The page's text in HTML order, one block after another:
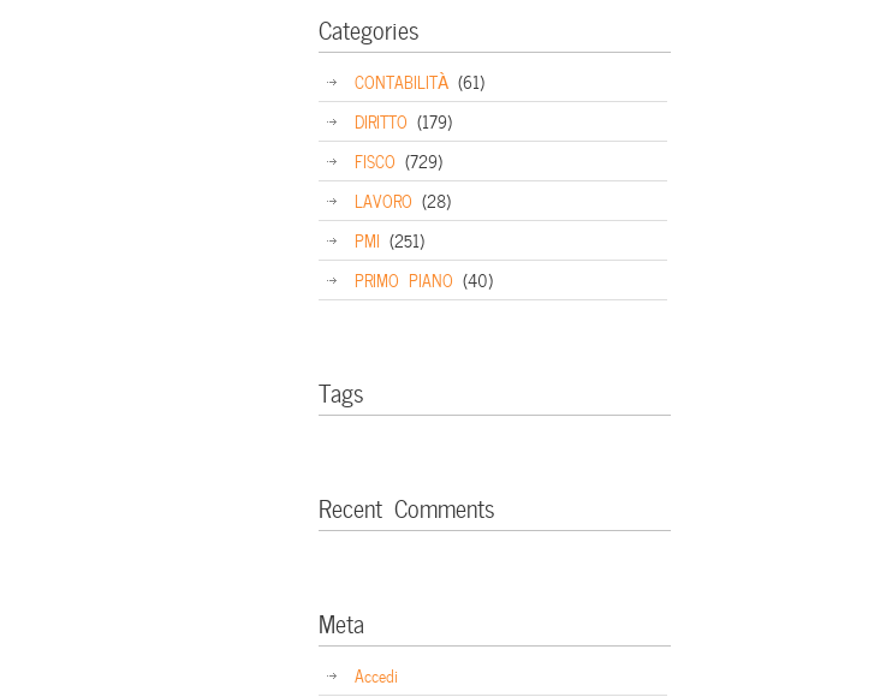
Categories
CONTABILITÀ (61)
DIRITTO (179)
FISCO (729)
LAVORO (28)
PMI (251)
PRIMO PIANO (40)
Tags
Recent Comments
Meta
Accedi